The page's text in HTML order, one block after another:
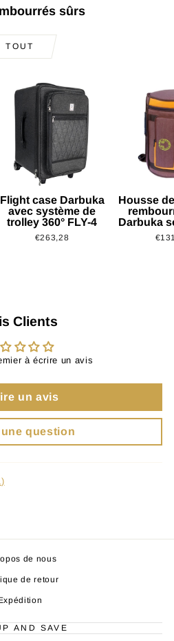
sûrs
TOUT
Flight case Darbuka
avec système de
trolley 360° FLY-4
€263,28
Housse
Darbuka
Clients
à écrire un avis
un avis
question
)
de nous
de retour
AND SAVE